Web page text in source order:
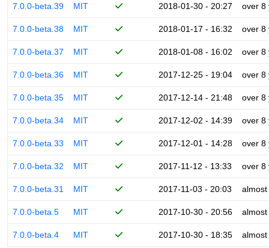
7.0.0-beta.39 MIT 2018-01-30 - 20:27 over 8
7.0.0-beta.38 MIT 2018-01-17 - 16:32 over 8
7.0.0-beta.37 MIT 2018-01-08 - 16:02 over 8
7.0.0-beta.36 MIT 2017-12-25 - 19:04 over 8
7.0.0-beta.35 MIT 2017-12-14 - 21:48 over 8
7.0.0-beta.34 MIT 2017-12-02 - 14:39 over 8
7.0.0-beta.33 MIT 2017-12-01 - 14:28 over 8
7.0.0-beta.32 MIT 2017-11-12 - 13:33 over 8
7.0.0-beta.31 MIT 2017-11-03 - 20:03
7.0.0-beta.5 MIT 2017-10-30 - 20:56
7.0.0-beta.4 MIT 2017-10-30 - 18:35